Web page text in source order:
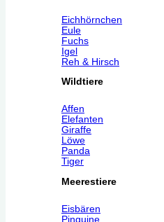
Eichhörnchen
Eule
Fuchs
Igel
Reh & Hirsch
Wildtiere
Affen
Elefanten
Giraffe
Löwe
Panda
Tiger
Meerestiere
Eisbären
Pinguine